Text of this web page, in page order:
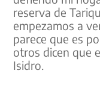
reserva de
empezamos a
parece que es
otros dicen que
Isidro.